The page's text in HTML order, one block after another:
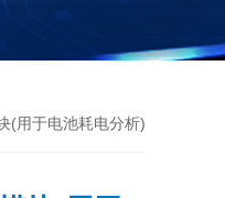
(用于电池耗电分析)